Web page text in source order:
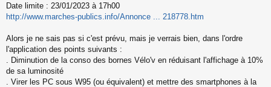
l
u
Date limite : 23/01/2023 à 17h00
http://www.marches-publics.info/Annonce ... 218778.htm
Alors je ne sais pas si c'est prévu, mais je verrais bien, dans l'ordre
l'application des points suivants :
. Diminution de la conso des bornes Vélo'v en réduisant l'affichage à 10%
de sa luminosité
. Virer les PC sous W95 (ou équivalent) et mettre des smartphones à la